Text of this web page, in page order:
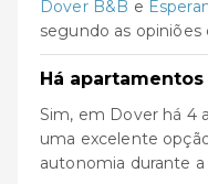
Dover B&B e
segundo as opiniões
Há
Sim, em Dover há 4
uma excelente
autonomia durante a